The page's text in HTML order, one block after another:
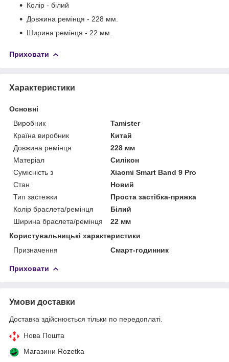
Колір - білий
Довжина ремінця - 228 мм.
Ширина ремінця - 22 мм.
Приховати
Характеристики
Основні
Виробник
Tamister
Країна виробник
Китай
Довжина ремінця
228 мм
Матеріал
Силікон
Сумісність з
Xiaomi Smart Band 9 Pro
Стан
Новий
Тип застежки
Проста застібка-пряжка
Колір браслета/ремінця
Білий
Ширина браслета/ремінця
22 мм
Користувальницькі характеристики
Призначення
Смарт-годинник
Приховати
Умови доставки
Доставка здійснюється тільки по передоплаті.
Нова Пошта
Магазини Rozetka